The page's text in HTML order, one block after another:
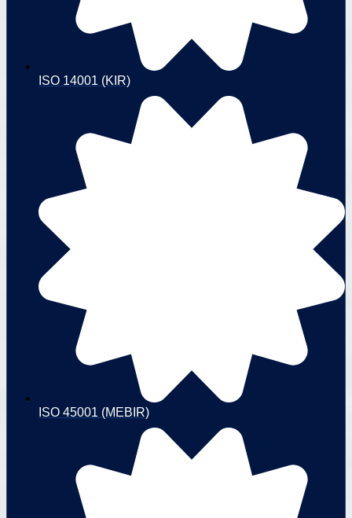
ISO 14001 (KIR)
ISO 45001 (MEBIR)